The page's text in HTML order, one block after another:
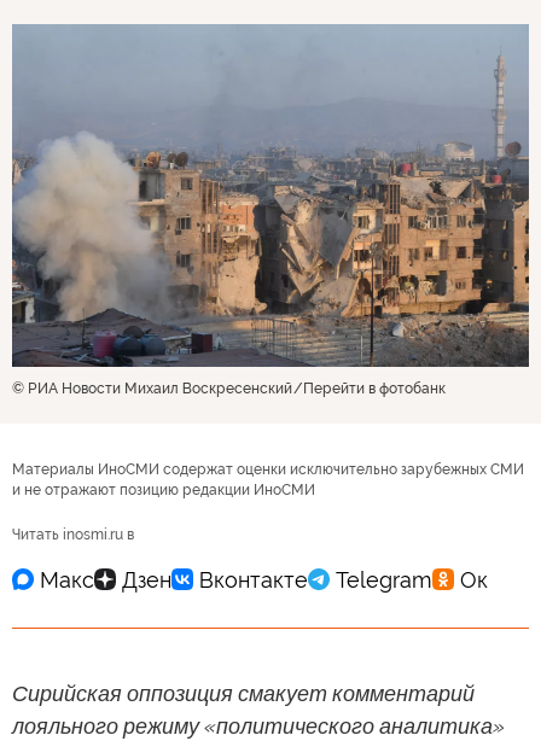
© РИА Новости Михаил Воскресенский Перейти в фотобанк
Материалы ИноСМИ содержат оценки исключительно зарубежных СМИ
и не отражают позицию редакции ИноСМИ
Читать inosmi.ru в
Сирийская оппозиция смакует комментарий
лояльного режиму «политического аналитика»